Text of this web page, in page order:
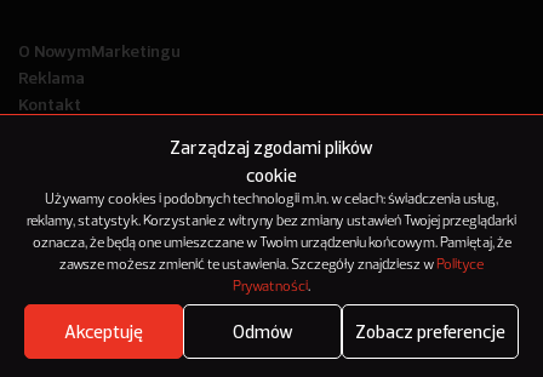
Zarządzaj zgodami plików
cookie
Używamy cookies i podobnych technologii m.in. w celach: świadczenia usług,
reklamy, statystyk. Korzystanie z witryny bez zmiany ustawień Twojej przeglądarki
oznacza, że będą one umieszczane w Twoim urządzeniu końcowym. Pamiętaj, że
zawsze możesz zmienić te ustawienia. Szczegóły znajdziesz w Polityce
Prywatności.
Akceptuję Odmów Zobacz preferencje
Where's the beef?
O NowymMarketingu
Reklama
Kontakt
© 2012-2025
NowyMarketing jest marką 143Media Sp. z o.o.